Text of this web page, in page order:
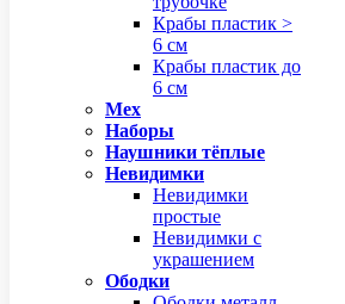
Крабы пластик >
6 см
Крабы пластик до
6 см
Мех
Наборы
Наушники тёплые
Невидимки
Невидимки
простые
Невидимки с
украшением
Ободки